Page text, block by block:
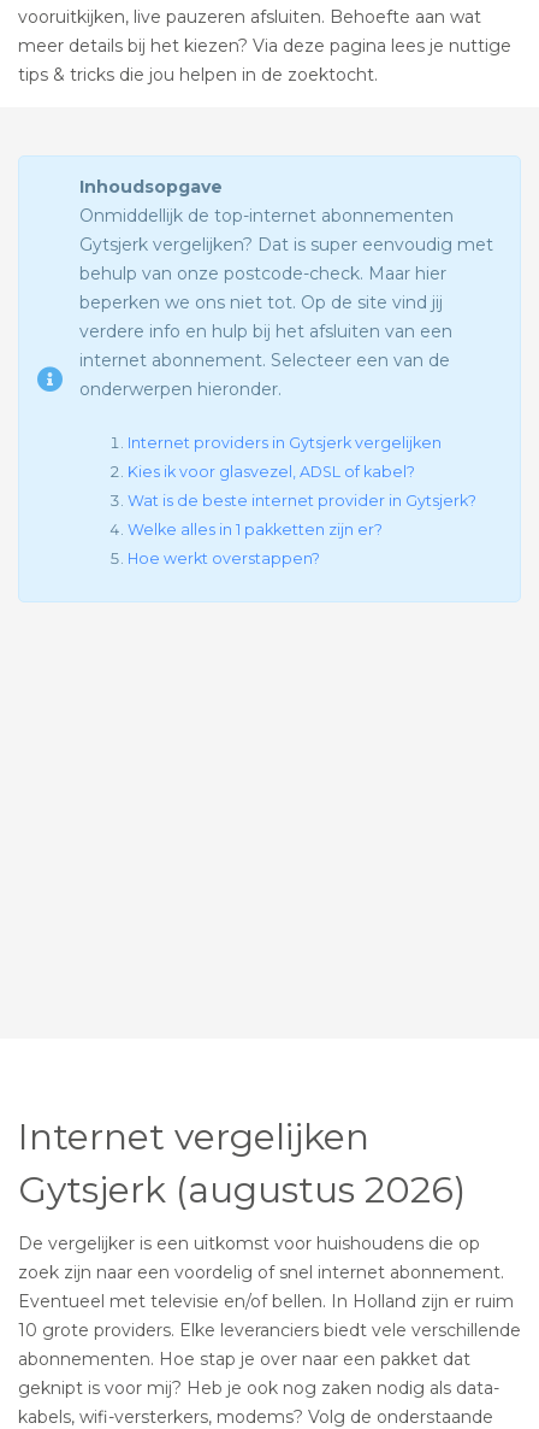
vooruitkijken, live pauzeren afsluiten. Behoefte aan wat
meer details bij het kiezen? Via deze pagina lees je nuttige
tips & tricks die jou helpen in de zoektocht.
Inhoudsopgave
Onmiddellijk de top-internet abonnementen
Gytsjerk vergelijken? Dat is super eenvoudig met
behulp van onze postcode-check. Maar hier
beperken we ons niet tot. Op de site vind jij
verdere info en hulp bij het afsluiten van een
internet abonnement. Selecteer een van de
onderwerpen hieronder.
Internet providers in Gytsjerk vergelijken
Kies ik voor glasvezel, ADSL of kabel?
Wat is de beste internet provider in Gytsjerk?
Welke alles in 1 pakketten zijn er?
Hoe werkt overstappen?
Internet vergelijken
Gytsjerk (augustus 2026)
De vergelijker is een uitkomst voor huishoudens die op
zoek zijn naar een voordelig of snel internet abonnement.
Eventueel met televisie en/of bellen. In Holland zijn er ruim
10 grote providers. Elke leveranciers biedt vele verschillende
abonnementen. Hoe stap je over naar een pakket dat
geknipt is voor mij? Heb je ook nog zaken nodig als data-
kabels, wifi-versterkers, modems? Volg de onderstaande